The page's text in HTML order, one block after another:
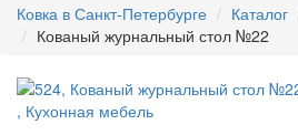
Ковка в Санкт-Петербурге Каталог
Кованый журнальный стол №22